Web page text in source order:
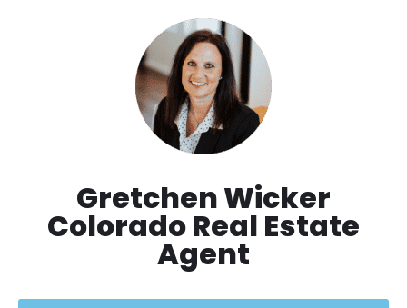
Gretchen Wicker
Colorado Real Estate
Agent